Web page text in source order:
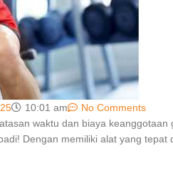
10:01 am
No Comments
waktu dan biaya
Dengan memiliki alat yang